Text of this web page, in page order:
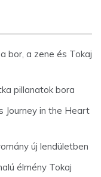
bor, a zene és Tokaj
pillanatok bora
Journey in the Heart
új lendületben
élmény Tokaj